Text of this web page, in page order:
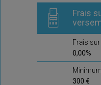
Frais
Frais
0,00%
300 €